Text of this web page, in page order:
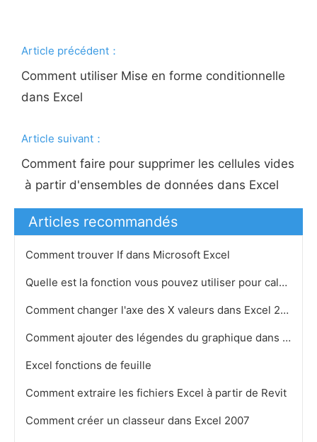
Article précédent：
Comment utiliser Mise en forme conditionnelle
dans Excel
Article suivant：
Comment faire pour supprimer les cellules vides
à partir d'ensembles de données dans Excel
Articles recommandés
Comment trouver If dans Microsoft Excel
Quelle est la fonction vous pouvez utiliser pour calculer le salaire brut sur ​​Excel
Comment changer l'axe des X valeurs dans Excel 2007
Comment ajouter des légendes du graphique dans Excel 2010
Excel fonctions de feuille
Comment extraire les fichiers Excel à partir de Revit
Comment créer un classeur dans Excel 2007